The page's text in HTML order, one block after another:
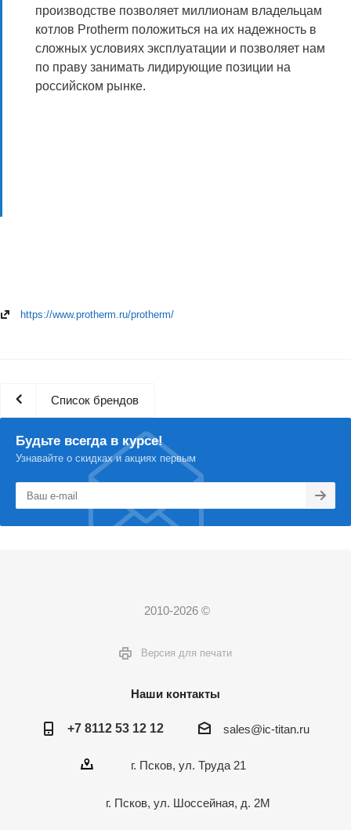
производстве позволяет миллионам владельцам
котлов Protherm положиться на их надежность в
сложных условиях эксплуатации и позволяет нам
по праву занимать лидирующие позиции на
российском рынке.
https://www.protherm.ru/protherm/
Список брендов
Будьте всегда в курсе!
Узнавайте о скидках и акциях первым
2010-2026 ©
Версия для печати
Наши контакты
+7 8112 53 12 12 sales@ic-titan.ru
г. Псков, ул. Труда 21
г. Псков, ул. Шоссейная, д. 2М